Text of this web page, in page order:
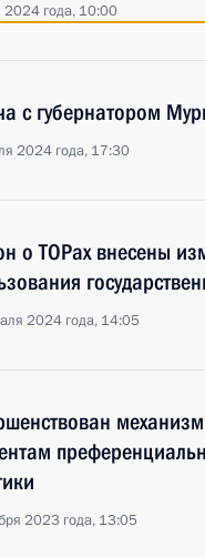
года, 10:00
с губернатором
2024 года, 17:30
о ТОРах внесены
2024 года, 14:05
2023 года, 13:05